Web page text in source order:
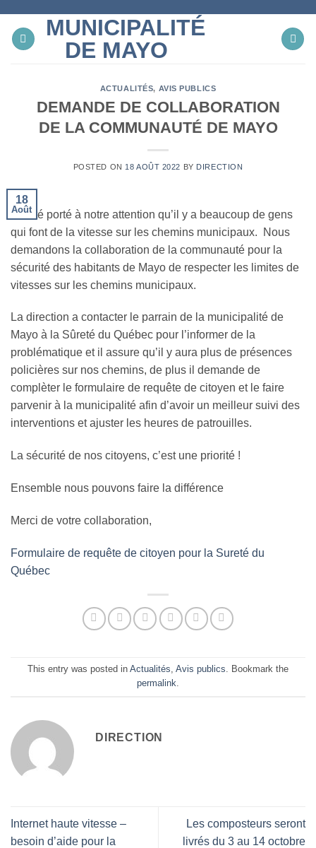
content
MUNICIPALITÉ
DE MAYO
ACTUALITÉS, AVIS PUBLICS
DEMANDE DE COLLABORATION
DE LA COMMUNAUTÉ DE MAYO
POSTED ON 18 AOÛT 2022 BY DIRECTION
18
Août
Il a été porté à notre attention qu’il y a beaucoup de gens
qui font de la vitesse sur les chemins municipaux. Nous
demandons la collaboration de la communauté pour la
sécurité des habitants de Mayo de respecter les limites de
vitesses sur les chemins municipaux.
La direction a contacter le parrain de la municipalité de
Mayo à la Sûreté du Québec pour l’informer de la
problématique et il assure qu’il y aura plus de présences
policières sur nos chemins, de plus il demande de
complèter le formulaire de requête de citoyen et le faire
parvenir à la municipalité afin d’avoir un meilleur suivi des
interventions et ajuster les heures de patrouilles.
La sécurité de nos citoyens, c’est une priorité !
Ensemble nous pouvons faire la différence
Merci de votre collaboration,
Formulaire de requête de citoyen pour la Sureté du
Québec
This entry was posted in Actualités Avis publics . Bookmark the
permalink
DIRECTION
Internet haute vitesse –
besoin d’aide pour la
Les composteurs seront
livrés du 3 au 14 octobre